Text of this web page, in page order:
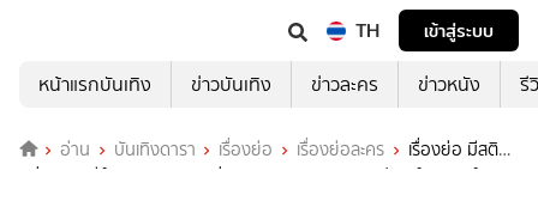
TH
เข้าสู่ระบบ
หน้าแรกบันเทิง
ข่าวบันเทิง ข่าวละคร ข่าวหนัง รี
อ่าน บันเทิงดารา เรื่องย่อ เรื่องย่อละคร
เรื่องย่อ มีสติ
หน่อยคุณธีร์ Me and Thee ช่อง GMM25 (ตอนจบ) ปอนด์-ภูวินทร์ ชวน